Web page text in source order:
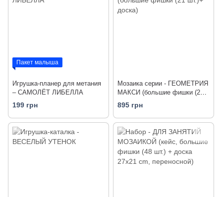
Пакет малыша
Игрушка-планер для метания
– САМОЛЁТ ЛИБЕЛЛА
199 грн
Мозаика серии - ГЕОМЕТРИЯ
МАКСИ (большие фишки (21
шт.)+ доска)
895 грн